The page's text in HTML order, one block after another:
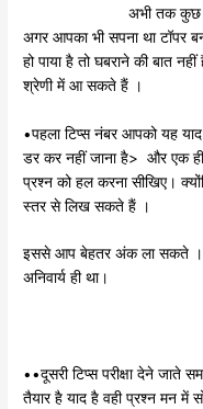
अभी तक कुछ
अगर आपका भी सपना था टॉपर
हो पाया है तो घबराने की बात
श्रेणी में आ सकते हैं ।
•पहला टिप्स नंबर आपको यह
डर कर नहीं जाना है> और एक
प्रश्न को हल करना सीखिए।
स्तर से लिख सकते हैं ।
इससे आप बेहतर अंक ला सकते ।
अनिवार्य ही था।
••दूसरी टिप्स परीक्षा देने जाते
तैयार है याद है वही प्रश्न मन में